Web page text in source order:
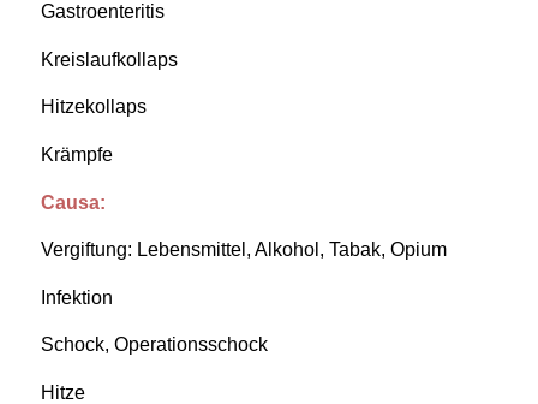
Gastroenteritis
Kreislaufkollaps
Hitzekollaps
Krämpfe
Causa:
Vergiftung: Lebensmittel, Alkohol, Tabak, Opium
Infektion
Schock, Operationsschock
Hitze